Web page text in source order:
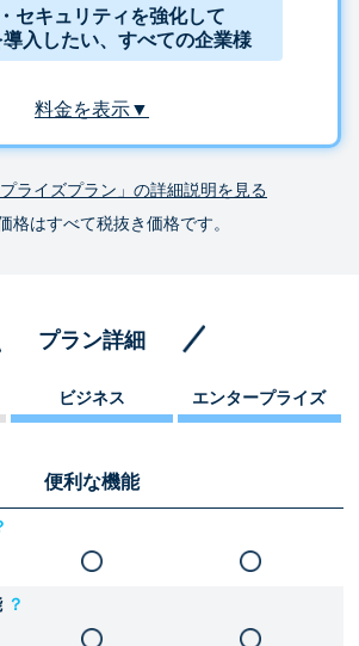
セキュリティを強化して
入したい、すべての企業様
料金を表示▼
プライズプラン」の詳細説明を見る
格はすべて税抜き価格です。
プラン詳細
ビジネス エンタープライズ
便利な機能
？